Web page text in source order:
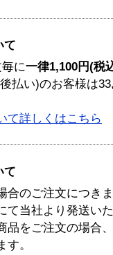
て
に一律1,100円(税
払い)のお客様は
て詳しくはこちら
て
合のご注文につき
て当社より発送い
品をご注文の場合
す。